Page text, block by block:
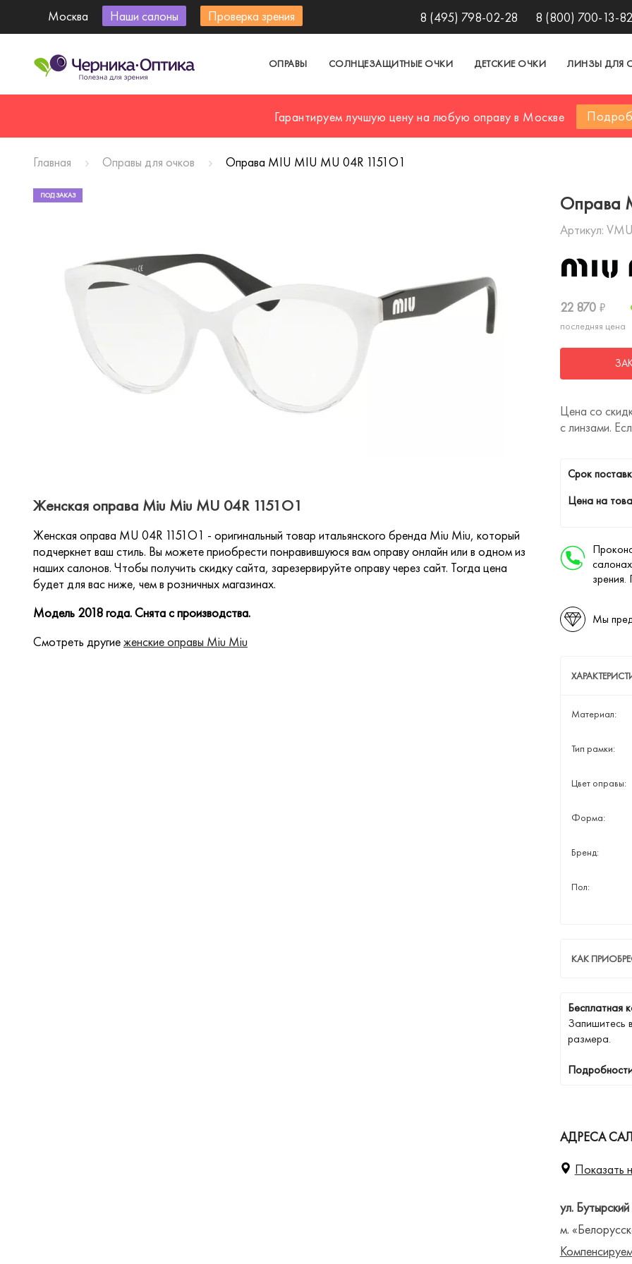
Москва Наши салоны Проверка зрения 8 (495) 798-02-28 8 (800) 700-13-82
ОПРАВЫ СОЛНЦЕЗАЩИТНЫЕ ОЧКИ ДЕТСКИЕ ОЧКИ ЛИНЗЫ ДЛЯ
Гарантируем лучшую цену на любую оправу в Москве
Главная Оправы для очков Оправа MIU MIU MU 04R 1151O1
Оправа
Артикул:
22 870 ₽
последняя цена
Цена со
с линзами.
Cрок
Цена на
Мы
Материал:
Тип рамки:
Цвет оправы:
Форма:
Бренд:
Пол:
КАК
Бесплатная
Запишитесь
размера.
АДРЕСА
Показать
ул.
м.
ПОД ЗАКАЗ
Женская оправа Miu Miu MU 04R 1151O1
Женская оправа MU 04R 1151O1 - оригинальный товар итальянского бренда Miu Miu, который
подчеркнет ваш стиль. Вы можете приобрести понравившуюся вам оправу онлайн или в одном из
наших салонов. Чтобы получить скидку сайта, зарезервируйте оправу через сайт. Тогда цена
будет для вас ниже, чем в розничных магазинах.
Модель 2018 года. Снята с производства.
Смотреть другиеженские оправы Miu Miu